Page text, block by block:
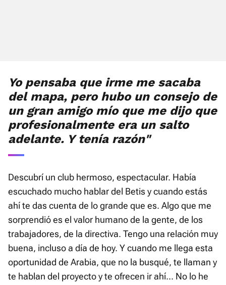
Yo pensaba que irme me sacaba
del mapa, pero hubo un consejo de
un gran amigo mío que me dijo que
profesionalmente era un salto
adelante. Y tenía razón"
Descubrí un club hermoso, espectacular. Había
escuchado mucho hablar del Betis y cuando estás
ahí te das cuenta de lo grande que es. Algo que me
sorprendió es el valor humano de la gente, de los
trabajadores, de la directiva. Tengo una relación muy
buena, incluso a día de hoy. Y cuando me llega esta
oportunidad de Arabia, que no la busqué, te llaman y
te hablan del proyecto y te ofrecen ir ahí... No lo he